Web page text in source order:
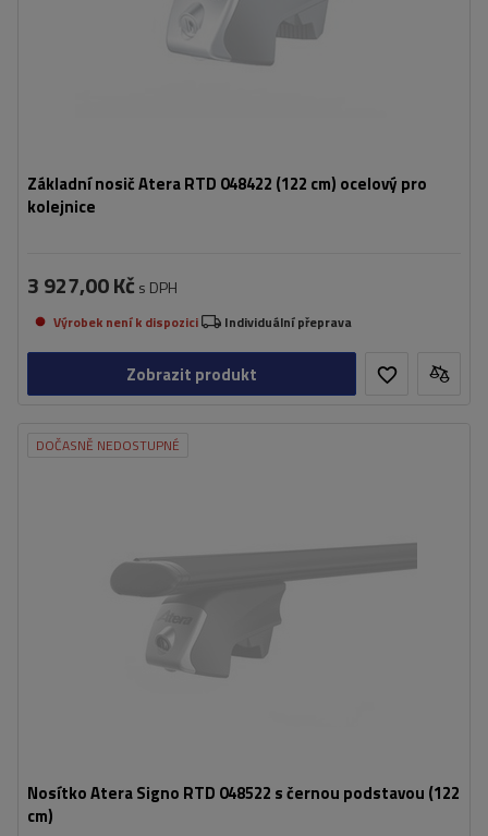
Základní nosič Atera RTD 048422 (122 cm) ocelový pro
kolejnice
3 927,00 Kč s DPH
Výrobek není k dispozici Individuální přeprava
Zobrazit produkt
DOČASNĚ NEDOSTUPNÉ
Nosítko Atera Signo RTD 048522 s černou podstavou (122
cm)